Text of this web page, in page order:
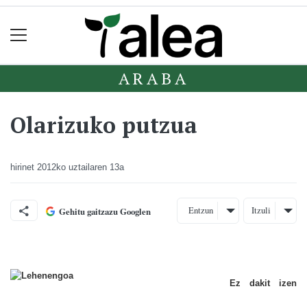
ARABA
Olarizuko putzua
hirinet 2012ko uztailaren 13a
Gehitu gaitzazu Googlen Entzun Itzuli
Ez dakit izen